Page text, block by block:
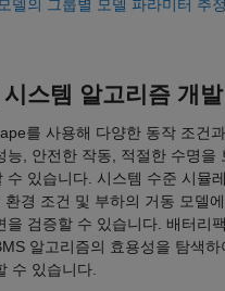
델의 그룹별 모델 파라미터 추
스템 알고리즘 개발
를 사용해 다양한 동작 조건
능, 안전한 작동, 적절한 수명을
수 있습니다. 시스템 수준 시뮬
경 조건 및 부하의 거동 모델
을 검증할 수 있습니다. 배터리
알고리즘의 효용성을 탐색하
수 있습니다.